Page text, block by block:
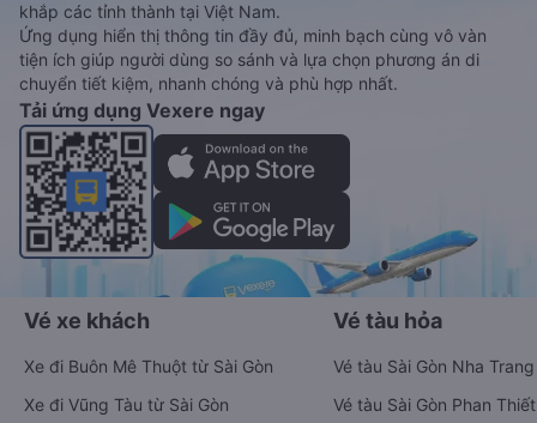
khắp các tỉnh thành tại Việt Nam.
Ứng dụng hiển thị thông tin đầy đủ, minh bạch cùng vô vàn
tiện ích giúp người dùng so sánh và lựa chọn phương án di
chuyển tiết kiệm, nhanh chóng và phù hợp nhất.
Tải ứng dụng Vexere ngay
Vé xe khách
Xe đi Buôn Mê Thuột từ Sài Gòn
Xe đi Vũng Tàu từ Sài Gòn
Vé tàu hỏa
Vé tàu Sài Gòn Nha Trang
Vé tàu Sài Gòn Phan Thiết